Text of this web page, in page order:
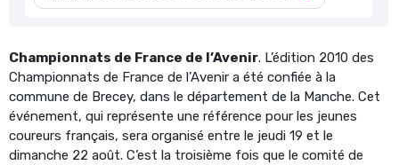
Championnats de France de l’Avenir. L’édition 2010 des
Championnats de France de l’Avenir a été confiée à la
commune de Brecey, dans le département de la Manche. Cet
événement, qui représente une référence pour les jeunes
coureurs français, sera organisé entre le jeudi 19 et le
dimanche 22 août. C’est la troisième fois que le comité de